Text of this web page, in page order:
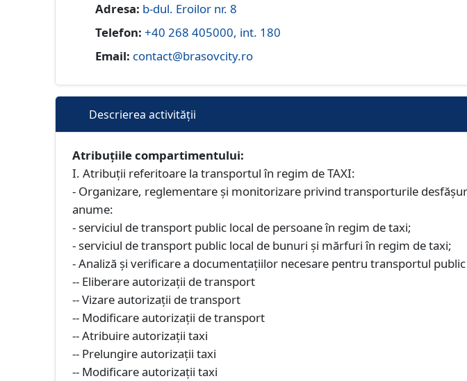
Adresa: b-dul. Eroilor nr. 8
Telefon: +40 268 405000, int. 180
Email: contact@brasovcity.ro
Descrierea activității
Atribuțiile compartimentului:
I. Atribuții referitoare la transportul în regim de TAXI:
- Organizare, reglementare şi monitorizare privind transporturile
anume:
- serviciul de transport public local de persoane în regim de taxi;
- serviciul de transport public local de bunuri şi mărfuri în regim de taxi;
- Analiză şi verificare a documentaţiilor necesare pentru transportul
-- Eliberare autorizaţii de transport
-- Vizare autorizaţii de transport
-- Modificare autorizaţii de transport
-- Atribuire autorizaţii taxi
-- Prelungire autorizaţii taxi
-- Modificare autorizaţii taxi